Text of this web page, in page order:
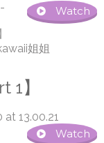
Watch
姐姐
1】
Watch